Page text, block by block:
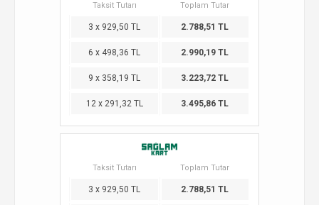
Taksit Tutarı Toplam Tutar
3 x 929,50 TL 2.788,51 TL
6 x 498,36 TL 2.990,19 TL
9 x 358,19 TL 3.223,72 TL
12 x 291,32 TL 3.495,86 TL
Taksit Tutarı Toplam Tutar
3 x 929,50 TL 2.788,51 TL